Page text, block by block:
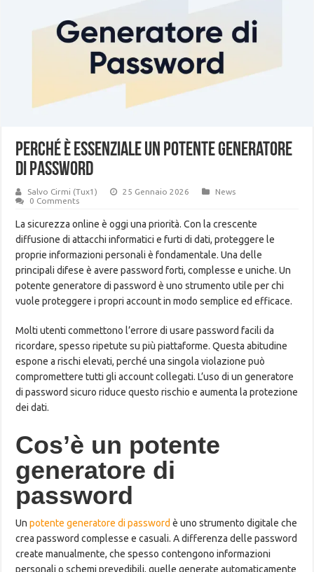
Perché è essenziale un potente generatore
di password
Salvo Cirmi (Tux1) 25 Gennaio 2026
News
0 Comments
La sicurezza online è oggi una priorità. Con la crescente
diffusione di attacchi informatici e furti di dati, proteggere le
proprie informazioni personali è fondamentale. Una delle
principali difese è avere password forti, complesse e uniche. Un
potente generatore di password è uno strumento utile per chi
vuole proteggere i propri account in modo semplice ed efficace.
Molti utenti commettono l’errore di usare password facili da
ricordare, spesso ripetute su più piattaforme. Questa abitudine
espone a rischi elevati, perché una singola violazione può
compromettere tutti gli account collegati. L’uso di un generatore
di password sicuro riduce questo rischio e aumenta la protezione
dei dati.
Cos’è un potente
generatore di
password
Unpotente generatore di password è uno strumento digitale che
crea password complesse e casuali. A differenza delle password
create manualmente, che spesso contengono informazioni
personali o schemi prevedibili, quelle generate automaticamente